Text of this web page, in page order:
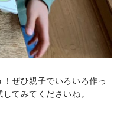
ぜひ親子でいろいろ作っ
てみてくださいね。